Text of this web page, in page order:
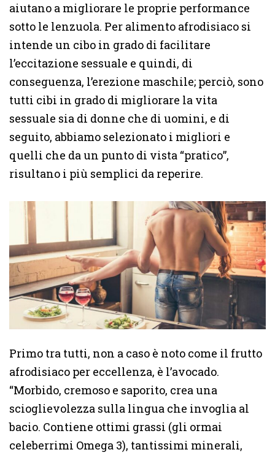
aiutano a migliorare le proprie performance
sotto le lenzuola. Per alimento afrodisiaco si
intende un cibo in grado di facilitare
l’eccitazione sessuale e quindi, di
conseguenza, l’erezione maschile; perciò, sono
tutti cibi in grado di migliorare la vita
sessuale sia di donne che di uomini, e di
seguito, abbiamo selezionato i migliori e
quelli che da un punto di vista “pratico”,
risultano i più semplici da reperire.
Primo tra tutti, non a caso è noto come il frutto
afrodisiaco per eccellenza, è l’avocado.
“Morbido, cremoso e saporito, crea una
scioglievolezza sulla lingua che invoglia al
bacio. Contiene ottimi grassi (gli ormai
celeberrimi Omega 3), tantissimi minerali,